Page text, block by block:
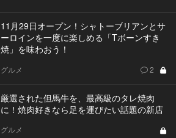
11月29日オープン！シャトーブリアンとサ
ーロインを一度に楽しめる「Tボーンすき
焼」を味わおう！
グルメ 2
厳選された但馬牛を、最高級のタレ焼肉
に！焼肉好きなら足を運びたい話題の新店
グルメ